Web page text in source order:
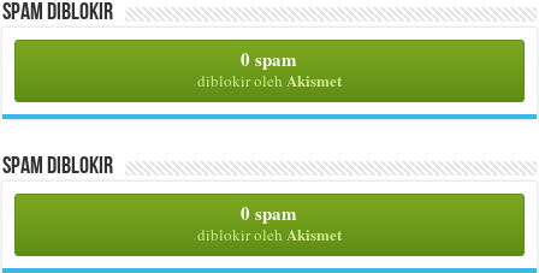
Spam Diblokir
0 spam
diblokir oleh Akismet
Spam Diblokir
0 spam
diblokir oleh Akismet